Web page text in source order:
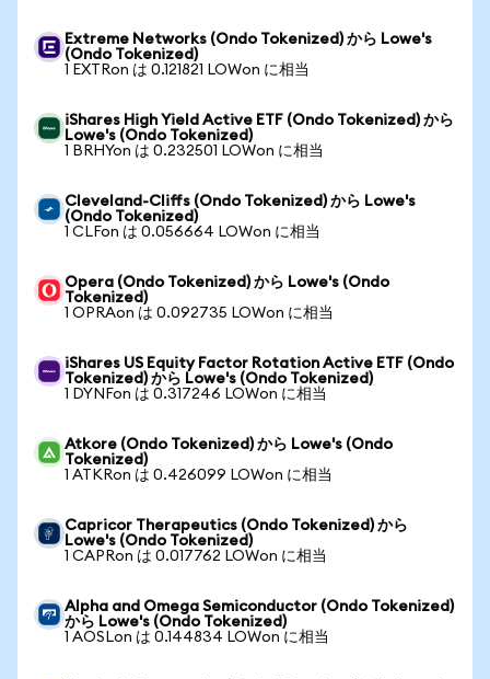
Extreme Networks (Ondo Tokenized) から Lowe's
(Ondo Tokenized)
1 EXTRon は 0.121821 LOWon に相当
iShares High Yield Active ETF (Ondo Tokenized) から
Lowe's (Ondo Tokenized)
1 BRHYon は 0.232501 LOWon に相当
Cleveland-Cliffs (Ondo Tokenized) から Lowe's
(Ondo Tokenized)
1 CLFon は 0.056664 LOWon に相当
Opera (Ondo Tokenized) から Lowe's (Ondo
Tokenized)
1 OPRAon は 0.092735 LOWon に相当
iShares US Equity Factor Rotation Active ETF (Ondo
Tokenized) から Lowe's (Ondo Tokenized)
1 DYNFon は 0.317246 LOWon に相当
Atkore (Ondo Tokenized) から Lowe's (Ondo
Tokenized)
1 ATKRon は 0.426099 LOWon に相当
Capricor Therapeutics (Ondo Tokenized) から
Lowe's (Ondo Tokenized)
1 CAPRon は 0.017762 LOWon に相当
Alpha and Omega Semiconductor (Ondo Tokenized)
から Lowe's (Ondo Tokenized)
1 AOSLon は 0.144834 LOWon に相当